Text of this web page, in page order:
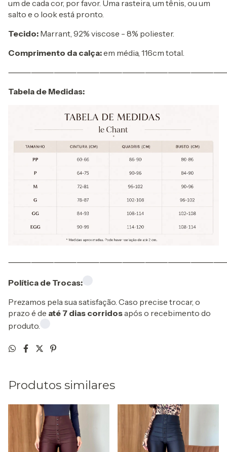
um de cada cor, por favor. Uma rasteira, um tênis, ou um
salto e o look está pronto.
Tecido: Marrant, 92% viscose - 8% poliester.
Comprimento da calça:em média, 116cm total.
Tabela de Medidas:
Política de Trocas:
Prezamos pela sua satisfação. Caso precise trocar, o
prazo é de até 7 dias corridosapós o recebimento do
produto.
Produtos similares